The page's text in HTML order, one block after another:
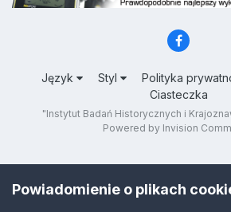
Język Styl Polityka
Ciasteczka
"Instytut Badań Historycznych i
Powered by Invision
Powiadomienie o plikach